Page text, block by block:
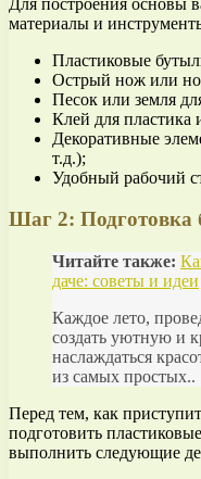
материалы и
Пластиковые
Острый нож или
Песок или земля
Клей для пластика
Декоративные
т.д.);
Удобный рабочий
Шаг 2: Подготовка
Читайте также:
даче: советы и идеи
Каждое лето,
создать уютную и
наслаждаться
из самых простых..
Перед тем, как
подготовить
выполнить следующие